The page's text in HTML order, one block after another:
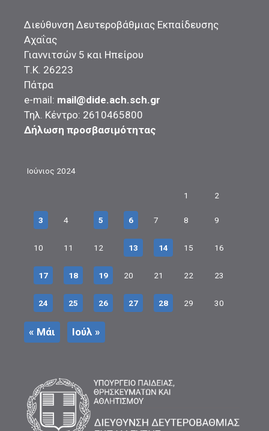
Διεύθυνση Δευτεροβάθμιας Εκπαίδευσης
Αχαΐας
Γιαννιτσών 5 και Ηπείρου
Τ.Κ. 26223
Πάτρα
e-mail: mail@dide.ach.sch.gr
Τηλ. Κέντρο: 2610465800
Δήλωση προσβασιμότητας
Ιούνιος 2024
1 2
3 4 5 6 7 8 9
10 11 12 13 14 15 16
17 18 19 20 21 22 23
24 25 26 27 28 29 30
« Μάι Ιούλ »